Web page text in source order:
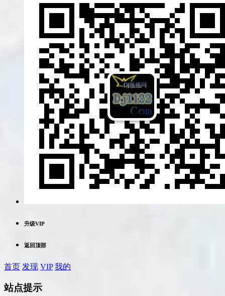
升级VIP
返回顶部
首页 发现 VIP 我的
站点提示